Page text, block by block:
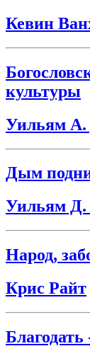
Кевин
культуры
Уильям А.
Дым
Уильям Д.
Народ,
Крис Райт